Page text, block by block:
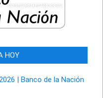
HOY
| Banco de la Nación